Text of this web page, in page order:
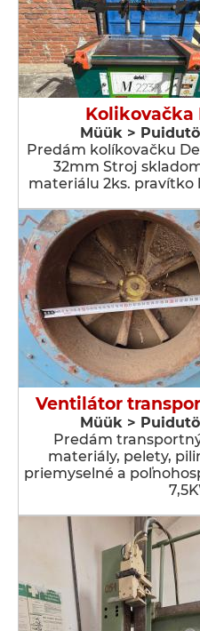
Kolikovačka
Müük >
Predám kolíkovačku
32mm Stroj
materiálu 2ks. pravítko
Ventilátor
Müük >
Predám
materiály, pelety,
priemyselné a